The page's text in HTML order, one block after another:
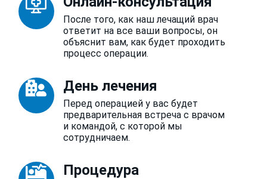
После того, как наш лечащий врач
ответит на все ваши вопросы, он
объяснит вам, как будет проходить
процесс операции.
День лечения
Перед операцией у вас будет
предварительная встреча с врачом
и командой, с которой мы
сотрудничаем.
Процедура